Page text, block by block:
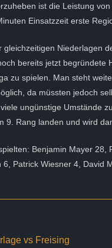
ist die Leistung
Einsatzzeit erste
gleichzeitigen Niederlagen
bereits jetzt begründete
zu spielen. Man steht
da müssten jedoch
ungünstige Umstände
9. Rang landen und wird
Benjamin Mayer
6, Patrick Wiesner 4, David
vs Freising